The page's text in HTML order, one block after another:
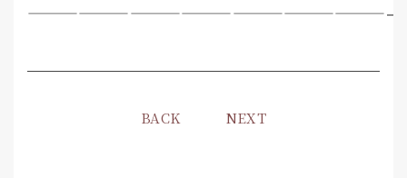
—————————————————————–
BACK NEXT